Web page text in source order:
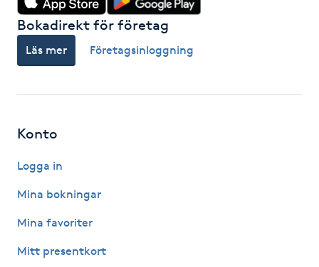
IPL
IPL hårborttagning
Japansk massage
K18
Katun fransar
Bokadirekt för företag
Läs mer Företagsinloggning
Konto
Logga in
Mina bokningar
Mina favoriter
Mitt presentkort